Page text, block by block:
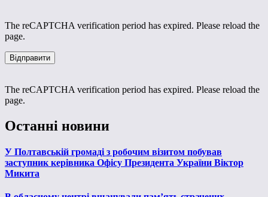
The reCAPTCHA verification period has expired. Please reload the
page.
The reCAPTCHA verification period has expired. Please reload the
page.
Останні новини
У Полтавській громаді з робочим візитом побував
заступник керівника Офісу Президента України Віктор
Микита